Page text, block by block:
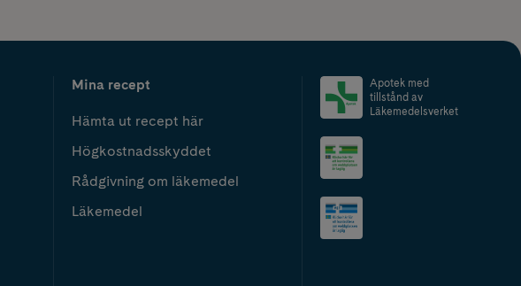
Mina recept
Hämta ut recept här
Högkostnadsskyddet
Rådgivning om läkemedel
Läkemedel
Apotek med
tillstånd av
Läkemedelsverket